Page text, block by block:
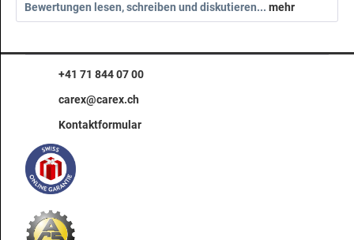
Bewertungen lesen, schreiben und diskutieren... mehr
+41 71 844 07 00
carex@carex.ch
Kontaktformular